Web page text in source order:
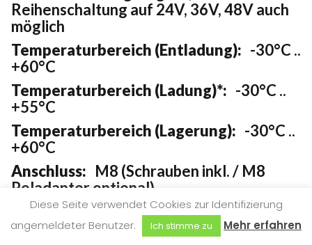
Reihenschaltung auf 24V, 36V, 48V auch
möglich
Temperaturbereich (Entladung): -30°C ..
+60°C
Temperaturbereich (Ladung)*: -30°C ..
+55°C
Temperaturbereich (Lagerung): -30°C ..
+60°C
Anschluss: M8 (Schrauben inkl. / M8
Poladapter optional)
Garantie:5 Jahre Herstellergarantie
Gewicht:25 kg
Diese Seite verwendet Cookies zur Identifizierung
angemeldeter Benutzer.
Ich stimme zu Mehr erfahren